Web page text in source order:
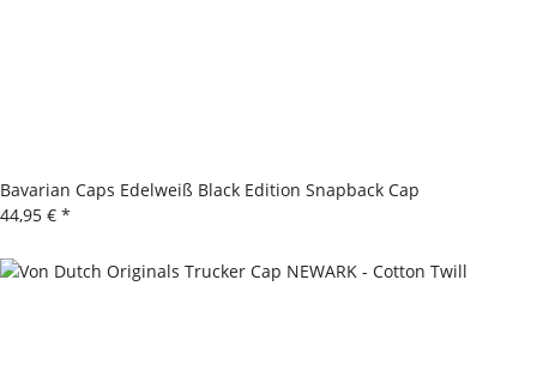
Bavarian Caps Edelweiß Black Edition Snapback Cap
44,95 € *